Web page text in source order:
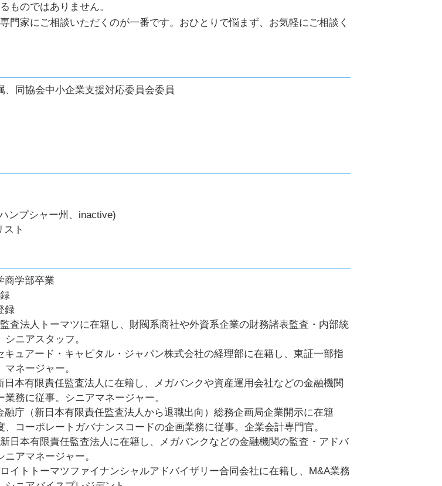
注意点
金 個人事業主
相続対策 品川区
ものではありません。
門家にご相談いただくのが一番です。おひとりで悩まず、お気軽にご相談く
、同協会中小企業支援対応委員会委員
ンプシャー州、inactive)
スト
商学部卒業
録
査法人トーマツに在籍し、財閥系商社や外資系企業の財務諸表監査・内部統
ニアスタッフ。
キュアード・キャピタル・ジャパン株式会社の経理部に在籍し、東証一部指
ネージャー。
日本有限責任監査法人に在籍し、メガバンクや資産運用会社などの金融機関
務に従事。シニアマネージャー。
融庁（新日本有限責任監査法人から退職出向）総務企画局企業開示に在籍
、コーポレートガバナンスコードの企画業務に従事。企業会計専門官。
日本有限責任監査法人に在籍し、メガバンクなどの金融機関の監査・アドバ
アマネージャー。
イトトーマツファイナンシャルアドバイザリー合同会社に在籍し、M&A業務